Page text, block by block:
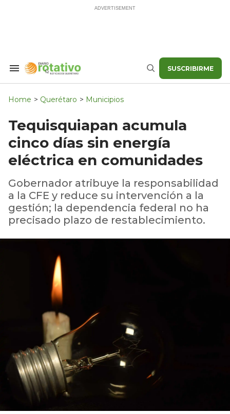
Search
Navigation
Buscar SUSCRIBIRME
Home > Querétaro > Municipios
Tequisquiapan acumula
cinco días sin energía
eléctrica en comunidades
Gobernador atribuye la responsabilidad
a la CFE y reduce su intervención a la
gestión; la dependencia federal no ha
precisado plazo de restablecimiento.